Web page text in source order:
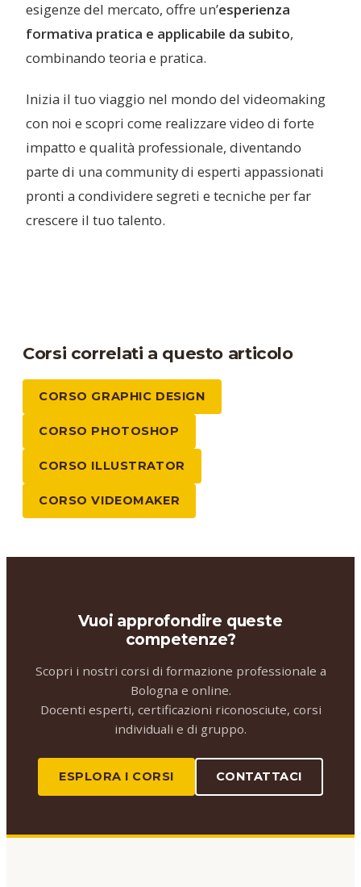
esigenze del mercato, offre un’esperienza
formativa pratica e applicabile da subito,
combinando teoria e pratica.
Inizia il tuo viaggio nel mondo del videomaking
con noi e scopri come realizzare video di forte
impatto e qualità professionale, diventando
parte di una community di esperti appassionati
pronti a condividere segreti e tecniche per far
crescere il tuo talento.
Corsi correlati a questo articolo
CORSO GRAPHIC DESIGN
CORSO PHOTOSHOP
CORSO ILLUSTRATOR
CORSO VIDEOMAKER
Vuoi approfondire queste
competenze?
Scopri i nostri corsi di formazione professionale a
Bologna e online.
Docenti esperti, certificazioni riconosciute, corsi
individuali e di gruppo.
ESPLORA I CORSI CONTATTACI